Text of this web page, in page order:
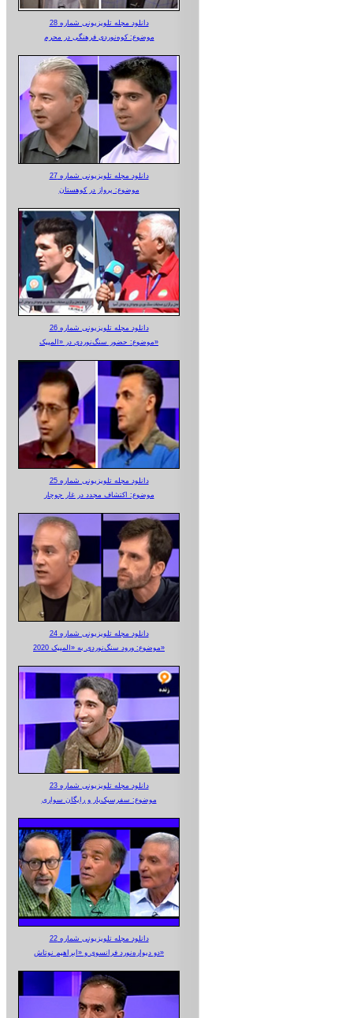
دانلود مجله تلویزیونی شماره 28
موضوع: کوه‌نوردی فرهنگی در محرم
دانلود مجله تلویزیونی شماره 27
موضوع: پرواز در کوهستان
دانلود مجله تلویزیونی شماره 26
موضوع: حضور سنگ‌نوردی در «المپیک»
دانلود مجله تلویزیونی شماره 25
موضوع: اکتشاف مجدد در غار جوجار
دانلود مجله تلویزیونی شماره 24
موضوع: ورود سنگ‌نوردی به «المپیک 2020»
دانلود مجله تلویزیونی شماره 23
موضوع: سفرسبک‌بار و رایگان سواری
دانلود مجله تلویزیونی شماره 22
دو دیواره‌نورد فرانسوی و «ابراهیم نوتاش»